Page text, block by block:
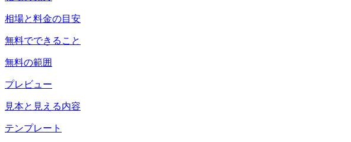
相場と料金の目安
無料でできること
無料の範囲
プレビュー
見本と見える内容
テンプレート